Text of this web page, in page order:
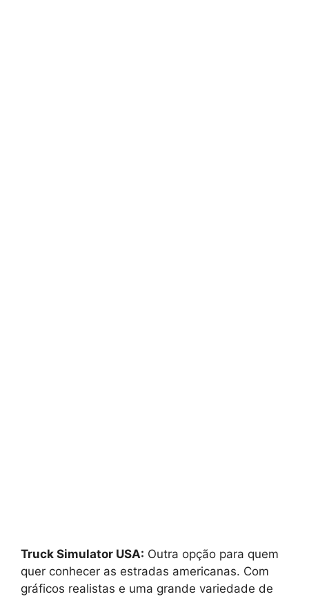
Truck Simulator USA: Outra opção para quem
quer conhecer as estradas americanas. Com
gráficos realistas e uma grande variedade de